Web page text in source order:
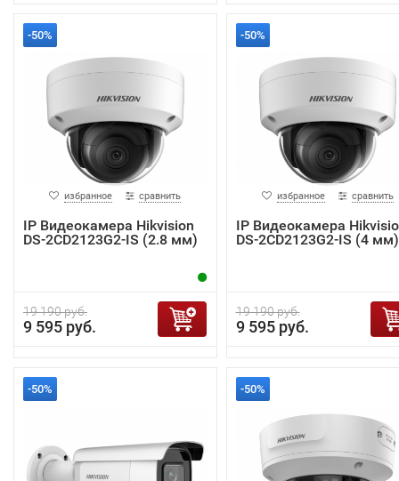
-50%
избранное сравнить
IP Видеокамера Hikvision
DS-2CD2123G2-IS (2.8 мм)
19 190 руб.
9 595 руб.
-50%
избранное сравнить
IP Видеокамера
DS-2CD2123G2-IS (4 мм)
19 190 руб.
9 595 руб.
-50% -50%